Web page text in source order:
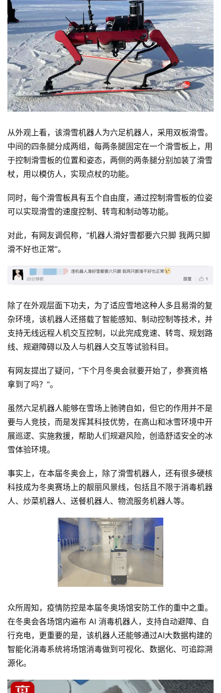
首
页
能
深
度
学
从外观上看，该滑雪机器人为六足机器人，采用双板滑雪。
中间的四条腿分成两组，每两条腿固定在一个滑雪板上，用
于控制滑雪板的位置和姿态，两侧的两条腿分别加装了滑雪
杖，用以模仿人，实现点杖的功能。
同时，每个滑雪板具有五个自由度，通过控制滑雪板的位姿
可以实现滑雪的速度控制、转弯和制动等功能。
对此，有网友调侃称，“机器人滑好雪都要六只脚 我两只脚
滑不好也正常”。
除了在外观层面下功夫，为了适应雪地这种人多且易滑的复
杂环境，该机器人还搭载了智能感知、制动控制等技术，并
支持无线远程人机交互控制，以此完成竞速、转弯、规划路
线、规避障碍以及人与机器人交互等试验科目。
有网友提出了疑问，“下个月冬奥会就要开始了，参赛资格
拿到了吗？”。
虽然六足机器人能够在雪场上驰骋自如，但它的作用并不是
要与人竞技，而是发挥其科技优势，在高山和冰雪环境中开
展巡逻、实施救援，帮助人们规避风险，创造舒适安全的冰
雪体验环境。
事实上，在本届冬奥会上，除了滑雪机器人，还有很多硬核
科技成为冬奥赛场上的靓丽风景线，包括且不限于消毒机器
人、炒菜机器人、送餐机器人、物流服务机器人等。
众所周知，疫情防控是本届冬奥场馆安防工作的重中之重。
在冬奥会各场馆内遍布 AI 消毒机器人，支持自动避障、自
行充电，更重要的是，该机器人还能够通过AI大数据构建的
智能化消毒系统将场馆消毒做到可视化、数据化、可追踪溯
源化。